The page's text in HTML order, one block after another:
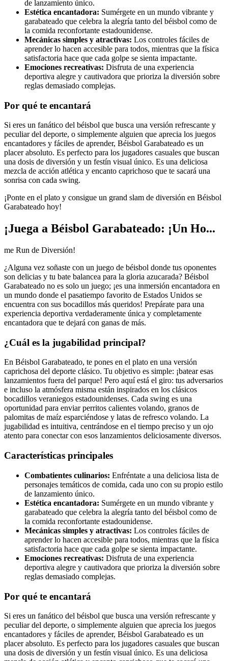
de lanzamiento único.
Estética encantadora: Sumérgete en un mundo vibrante y
garabateado que celebra la alegría tanto del béisbol como de
la comida reconfortante estadounidense.
Mecánicas simples y atractivas: Los controles fáciles de
aprender lo hacen accesible para todos, mientras que la física
satisfactoria hace que cada golpe se sienta impactante.
Emociones recreativas: Disfruta de una experiencia
deportiva alegre y cautivadora que prioriza la diversión sobre
reglas demasiado complejas.
Por qué te encantará
Si eres un fanático del béisbol que busca una versión refrescante y
peculiar del deporte, o simplemente alguien que aprecia los juegos
encantadores y fáciles de aprender, Béisbol Garabateado es un
placer absoluto. Es perfecto para los jugadores casuales que buscan
una dosis de diversión y un festín visual único. Es una deliciosa
mezcla de acción atlética y encanto caprichoso que te sacará una
sonrisa con cada swing.
¡Ponte en el plato y consigue un grand slam de diversión en Béisbol
Garabateado hoy!
¡Juega a Béisbol Garabateado: ¡Un Ho...
me Run de Diversión!
¿Alguna vez soñaste con un juego de béisbol donde tus oponentes
son delicias y tu bate balancea para la gloria azucarada? Béisbol
Garabateado no es solo un juego; ¡es una inmersión encantadora en
un mundo donde el pasatiempo favorito de Estados Unidos se
encuentra con sus bocadillos más queridos! Prepárate para una
experiencia deportiva verdaderamente única y completamente
encantadora que te dejará con ganas de más.
¿Cuál es la jugabilidad principal?
En Béisbol Garabateado, te pones en el plato en una versión
caprichosa del deporte clásico. Tu objetivo es simple: ¡batear esas
lanzamientos fuera del parque! Pero aquí está el giro: tus adversarios
e incluso la atmósfera misma están inspirados en los clásicos
bocadillos veraniegos estadounidenses. Cada swing es una
oportunidad para enviar perritos calientes volando, granos de
palomitas de maíz esparciéndose y latas de refresco volando. La
jugabilidad es intuitiva, centrándose en el tiempo preciso y un ojo
atento para conectar con esos lanzamientos deliciosamente diversos.
Características principales
Combatientes culinarios: Enfréntate a una deliciosa lista de
personajes temáticos de comida, cada uno con su propio estilo
de lanzamiento único.
Estética encantadora: Sumérgete en un mundo vibrante y
garabateado que celebra la alegría tanto del béisbol como de
la comida reconfortante estadounidense.
Mecánicas simples y atractivas: Los controles fáciles de
aprender lo hacen accesible para todos, mientras que la física
satisfactoria hace que cada golpe se sienta impactante.
Emociones recreativas: Disfruta de una experiencia
deportiva alegre y cautivadora que prioriza la diversión sobre
reglas demasiado complejas.
Por qué te encantará
Si eres un fanático del béisbol que busca una versión refrescante y
peculiar del deporte, o simplemente alguien que aprecia los juegos
encantadores y fáciles de aprender, Béisbol Garabateado es un
placer absoluto. Es perfecto para los jugadores casuales que buscan
una dosis de diversión y un festín visual único. Es una deliciosa